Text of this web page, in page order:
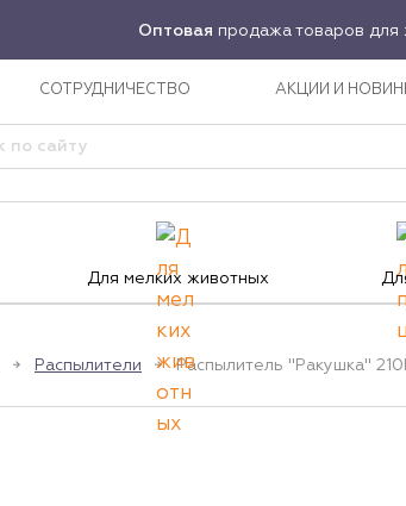
Оптовая продажа товаров для
СОТРУДНИЧЕСТВО АКЦИИ И
Для мелких животных
Распылители Распылитель "Ракушка"